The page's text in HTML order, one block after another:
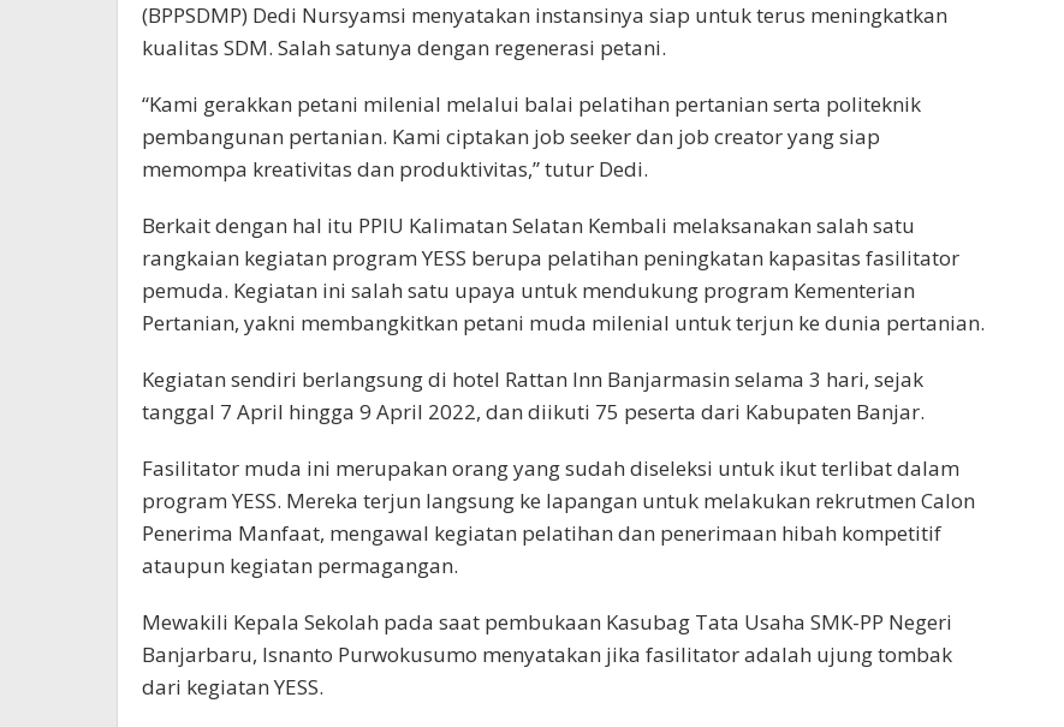
(BPPSDMP) Dedi Nursyamsi menyatakan instansinya siap untuk terus meningkatkan
kualitas SDM. Salah satunya dengan regenerasi petani.
“Kami gerakkan petani milenial melalui balai pelatihan pertanian serta politeknik
pembangunan pertanian. Kami ciptakan job seeker dan job creator yang siap
memompa kreativitas dan produktivitas,” tutur Dedi.
Berkait dengan hal itu PPIU Kalimatan Selatan Kembali melaksanakan salah satu
rangkaian kegiatan program YESS berupa pelatihan peningkatan kapasitas fasilitator
pemuda. Kegiatan ini salah satu upaya untuk mendukung program Kementerian
Pertanian, yakni membangkitkan petani muda milenial untuk terjun ke dunia pertanian.
Kegiatan sendiri berlangsung di hotel Rattan Inn Banjarmasin selama 3 hari, sejak
tanggal 7 April hingga 9 April 2022, dan diikuti 75 peserta dari Kabupaten Banjar.
Fasilitator muda ini merupakan orang yang sudah diseleksi untuk ikut terlibat dalam
program YESS. Mereka terjun langsung ke lapangan untuk melakukan rekrutmen Calon
Penerima Manfaat, mengawal kegiatan pelatihan dan penerimaan hibah kompetitif
ataupun kegiatan permagangan.
Mewakili Kepala Sekolah pada saat pembukaan Kasubag Tata Usaha SMK-PP Negeri
Banjarbaru, Isnanto Purwokusumo menyatakan jika fasilitator adalah ujung tombak
dari kegiatan YESS.